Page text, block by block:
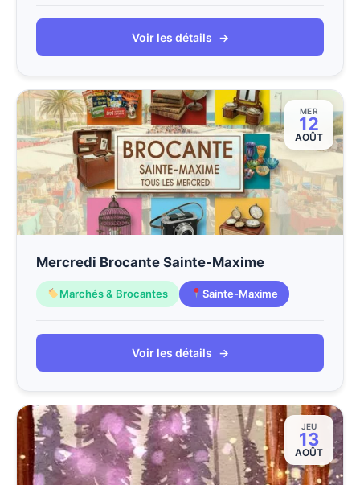
Voir les détails →
MER
12
AOÛT
Mercredi Brocante Sainte-Maxime
Marchés & Brocantes Sainte-Maxime
Voir les détails →
JEU
13
AOÛT